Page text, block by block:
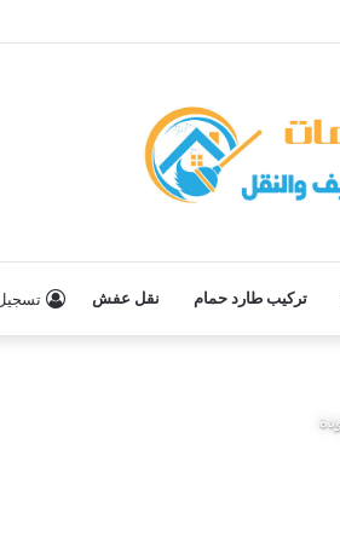
تركيب طارد حمام نقل عفش